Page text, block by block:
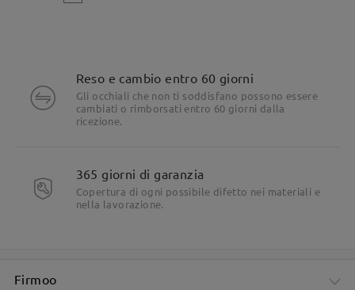
Reso e cambio entro 60 giorni
Gli occhiali che non ti soddisfano possono essere
cambiati o rimborsati entro 60 giorni dalla
ricezione.
365 giorni di garanzia
Copertura di ogni possibile difetto nei materiali e
nella lavorazione.
Firmoo